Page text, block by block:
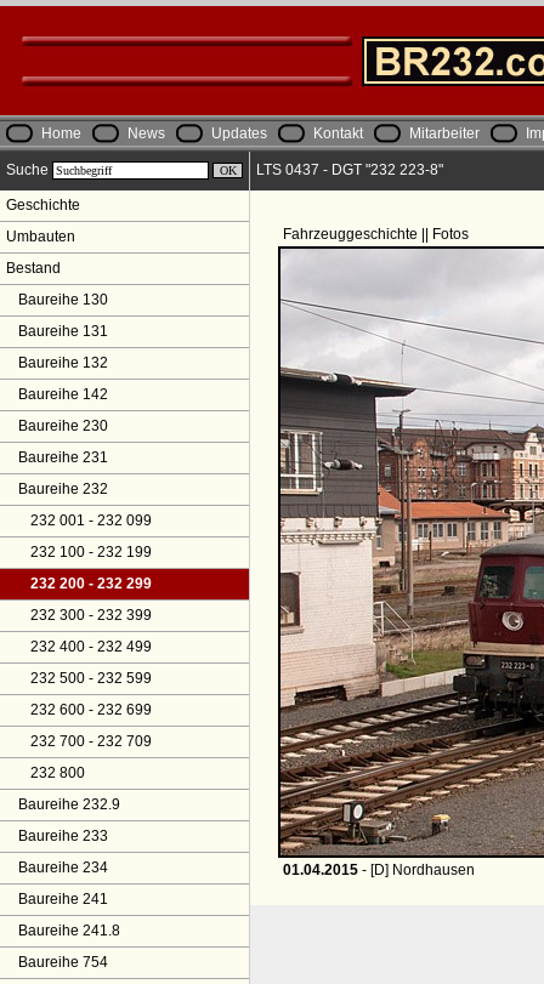
Home News Updates Kontakt Mitarbeiter
Suche
Geschichte
Umbauten
Bestand
Baureihe 130
Baureihe 131
Baureihe 132
Baureihe 142
Baureihe 230
Baureihe 231
Baureihe 232
232 001 - 232 099
232 100 - 232 199
232 200 - 232 299
232 300 - 232 399
232 400 - 232 499
232 500 - 232 599
232 600 - 232 699
232 700 - 232 709
232 800
Baureihe 232.9
Baureihe 233
Baureihe 234
Baureihe 241
Baureihe 241.8
Baureihe 754
LTS 0437 - DGT "232 223-8"
Fahrzeuggeschichte || Fotos
01.04.2015- [D] Nordhausen